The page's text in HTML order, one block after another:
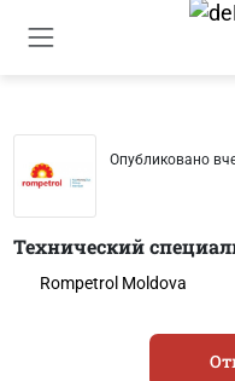
Опубликовано
Технический
Rompetrol Moldova